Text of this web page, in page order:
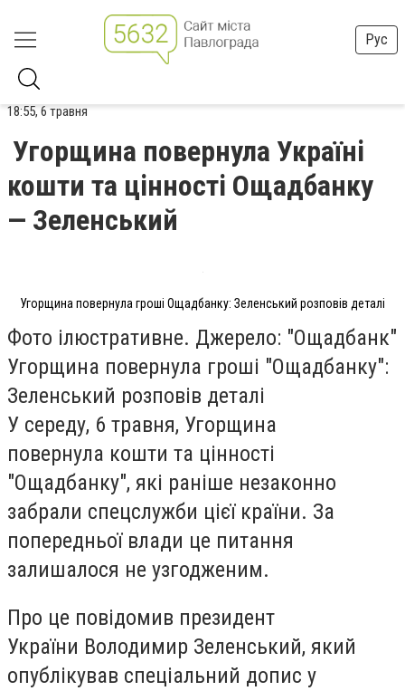
Рус
18:55, 6 травня
Угорщина повернула Україні
кошти та цінності Ощадбанку
— Зеленський
Угорщина повернула гроші Ощадбанку: Зеленський розповів деталі
Фото ілюстративне. Джерело: "Ощадбанк"
Угорщина повернула гроші "Ощадбанку":
Зеленський розповів деталі
У середу, 6 травня, Угорщина
повернула кошти та цінності
"Ощадбанку", які раніше незаконно
забрали спецслужби цієї країни. За
попередньої влади це питання
залишалося не узгодженим.
Про це повідомив президент
України Володимир Зеленський, який
опублікував спеціальний допис у